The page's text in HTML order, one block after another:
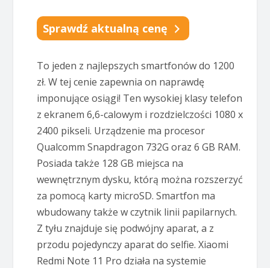
Sprawdź aktualną cenę
To jeden z najlepszych smartfonów do 1200
zł. W tej cenie zapewnia on naprawdę
imponujące osiągi! Ten wysokiej klasy telefon
z ekranem 6,6-calowym i rozdzielczości 1080 x
2400 pikseli. Urządzenie ma procesor
Qualcomm Snapdragon 732G oraz 6 GB RAM.
Posiada także 128 GB miejsca na
wewnętrznym dysku, którą można rozszerzyć
za pomocą karty microSD. Smartfon ma
wbudowany także w czytnik linii papilarnych.
Z tyłu znajduje się podwójny aparat, a z
przodu pojedynczy aparat do selfie. Xiaomi
Redmi Note 11 Pro działa na systemie